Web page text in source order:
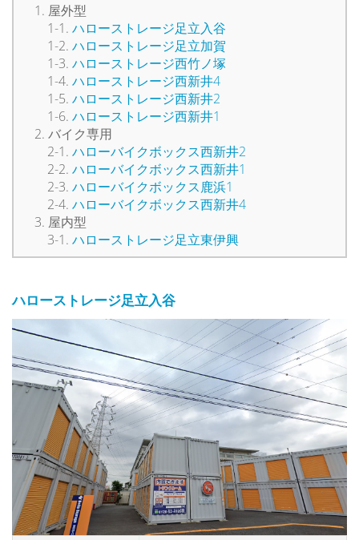
屋外型
ハローストレージ足立入谷
ハローストレージ足立加賀
ハローストレージ西竹ノ塚
ハローストレージ西新井4
ハローストレージ西新井2
ハローストレージ西新井1
バイク専用
ハローバイクボックス西新井2
ハローバイクボックス西新井1
ハローバイクボックス鹿浜1
ハローバイクボックス西新井4
屋内型
ハローストレージ足立東伊興
ハローストレージ足立入谷